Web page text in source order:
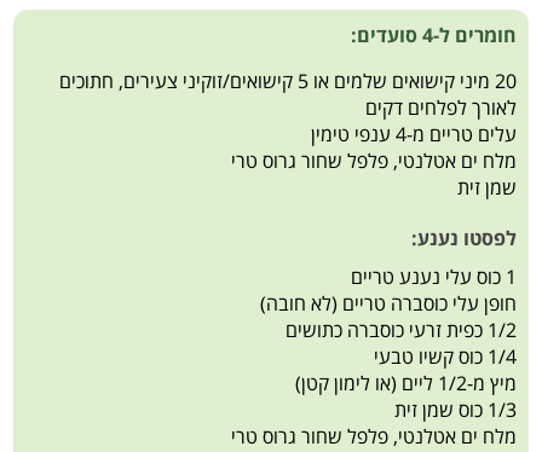
חומרים ל-4 סועדים:
20 מיני קישואים שלמים או 5 קישואים/זוקיני צעירים, חתוכים
לאורך לפלחים דקים
עלים טריים מ-4 ענפי טימין
מלח ים אטלנטי, פלפל שחור גרוס טרי
שמן זית
לפסטו נענע:
1 כוס עלי נענע טריים
חופן עלי כוסברה טריים (לא חובה)
1/2 כפית זרעי כוסברה כתושים
1/4 כוס קשיו טבעי
מיץ מ-1/2 ליים (או לימון קטן)
1/3 כוס שמן זית
מלח ים אטלנטי, פלפל שחור גרוס טרי